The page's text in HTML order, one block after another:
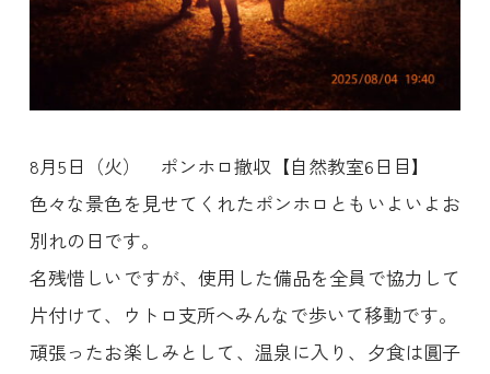
8月5日（火） ポンホロ撤収【自然教室6日目】
色々な景色を見せてくれたポンホロともいよいよお
別れの日です。
名残惜しいですが、使用した備品を全員で協力して
片付けて、ウトロ支所へみんなで歩いて移動です。
頑張ったお楽しみとして、温泉に入り、夕食は圓子